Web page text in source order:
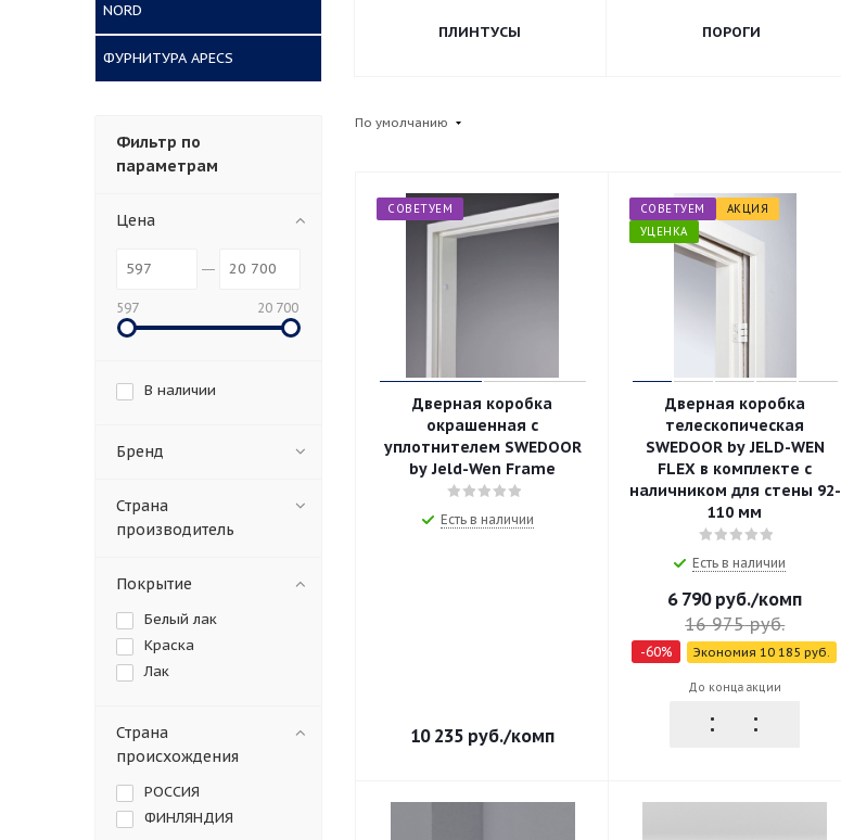
ПЛИНТУСЫ ПОРОГИ
По умолчанию
СОВЕТУЕМ
Дверная коробка
окрашенная с
уплотнителем SWEDOOR
by Jeld-Wen Frame
Есть в наличии
10 235 руб./комп
СОВЕТУЕМ
АКЦИЯ
УЦЕНКА
Дверная коробка
телескопическая
SWEDOOR by JELD-WEN
FLEX в комплекте с
наличником для стены 92-
110 мм
Есть в наличии
6 790руб./комп
16 975руб.
-60% Экономия 10 185 руб.
До конца акции
NORD
ФУРНИТУРА APECS
Фильтр по
параметрам
Цена
597 20 700
В наличии
Бренд
Страна
производитель
Покрытие
Белый лак
Краска
Лак
Страна
происхождения
РОССИЯ
ФИНЛЯНДИЯ